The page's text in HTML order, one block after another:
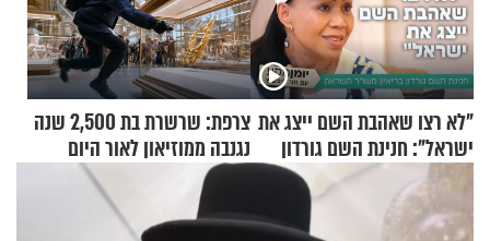
"לא רצו שאהבת השם ייצג את
ישראל": חנינת השם גורדון
בריאיון מעורר השראה
צרפת: שרשרת בת 2,500 שנה
נגנבה ממוזיאון לאור היום